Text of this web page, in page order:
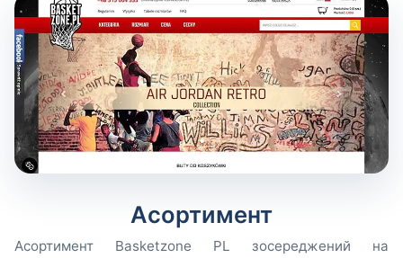
Асортимент
Асортимент Basketzone PL зосереджений на